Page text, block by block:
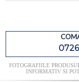
FOTOGRAFIILE
INFORMATIV SI